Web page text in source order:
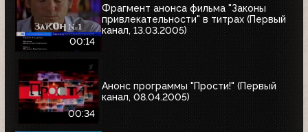
00:14
Фрагмент анонса фильма "Законы
привлекательности" в титрах (Первый
канал, 13.03.2005)
00:34
Анонс программы "Прости!" (Первый
канал, 08.04.2005)